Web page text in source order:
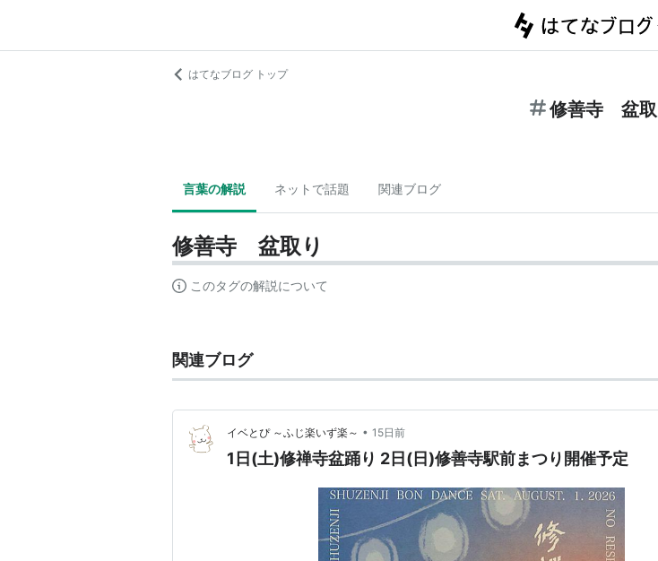
はてなブログ トップ
修善寺 盆取
言葉の解説 ネットで話題 関連ブログ
修善寺 盆取り
このタグの解説について
関連ブログ
イベとぴ ～ふじ楽いず楽～ • 15日前
1日(土)修禅寺盆踊り 2日(日)修善寺駅前まつり開催予定